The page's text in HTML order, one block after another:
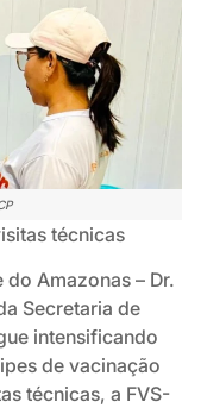
técnicas
Amazonas – Dr.
Secretaria de
intensificando
de vacinação
técnicas, a FVS-